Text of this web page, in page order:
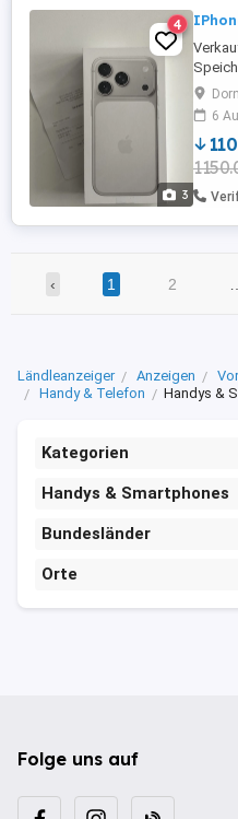
3
4
und
mit
und ist
alles
6
‹ 1 2
Ländleanzeiger Anzeigen
Handy & Telefon
Handys &
Kategorien
Handys & Smartphones
Bundesländer
Orte
Folge uns auf